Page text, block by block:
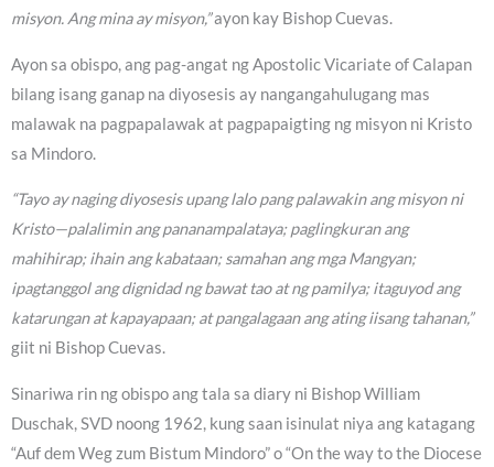
misyon. Ang mina ay misyon,”ayon kay Bishop Cuevas.
Ayon sa obispo, ang pag-angat ng Apostolic Vicariate of Calapan
bilang isang ganap na diyosesis ay nangangahulugang mas
malawak na pagpapalawak at pagpapaigting ng misyon ni Kristo
sa Mindoro.
“Tayo ay naging diyosesis upang lalo pang palawakin ang misyon ni
Kristo—palalimin ang pananampalataya; paglingkuran ang
mahihirap; ihain ang kabataan; samahan ang mga Mangyan;
ipagtanggol ang dignidad ng bawat tao at ng pamilya; itaguyod ang
katarungan at kapayapaan; at pangalagaan ang ating iisang tahanan,”
giit ni Bishop Cuevas.
Sinariwa rin ng obispo ang tala sa diary ni Bishop William
Duschak, SVD noong 1962, kung saan isinulat niya ang katagang
“Auf dem Weg zum Bistum Mindoro” o “On the way to the Diocese